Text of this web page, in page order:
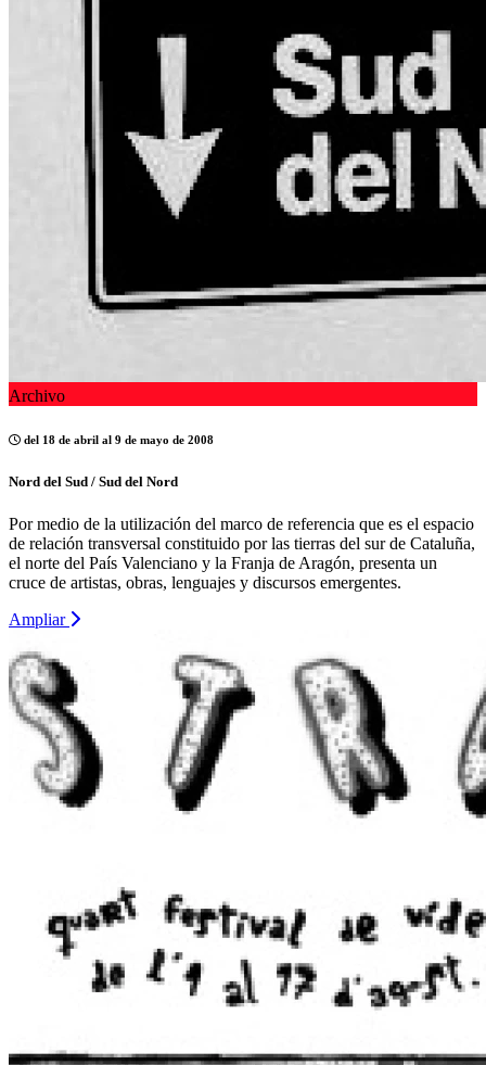
Archivo
del 18 de abril al 9 de mayo de 2008
Nord del Sud / Sud del Nord
Por medio de la utilización del marco de referencia que es el espacio
de relación transversal constituido por las tierras del sur de Cataluña,
el norte del País Valenciano y la Franja de Aragón, presenta un
cruce de artistas, obras, lenguajes y discursos emergentes.
Ampliar